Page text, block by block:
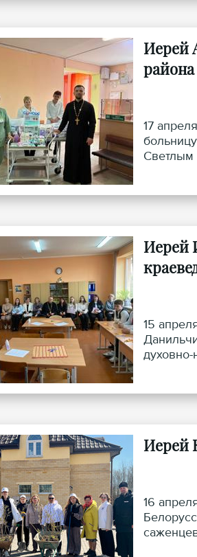
Иерей
района
17
Светлым
Иерей
15
Иерей
16